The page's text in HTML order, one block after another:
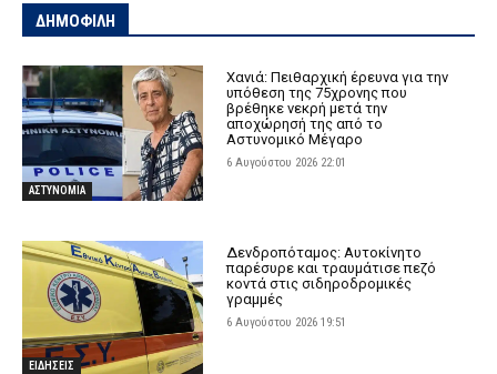
ΔΗΜΟΦΙΛΗ
ΑΣΤΥΝΟΜΙΑ
Χανιά: Πειθαρχική έρευνα για την
υπόθεση της 75χρονης που
βρέθηκε νεκρή μετά την
αποχώρησή της από το
Αστυνομικό Μέγαρο
6 Αυγούστου 2026 22:01
ΕΙΔΗΣΕΙΣ
Δενδροπόταμος: Αυτοκίνητο
παρέσυρε και τραυμάτισε πεζό
κοντά στις σιδηροδρομικές
γραμμές
6 Αυγούστου 2026 19:51